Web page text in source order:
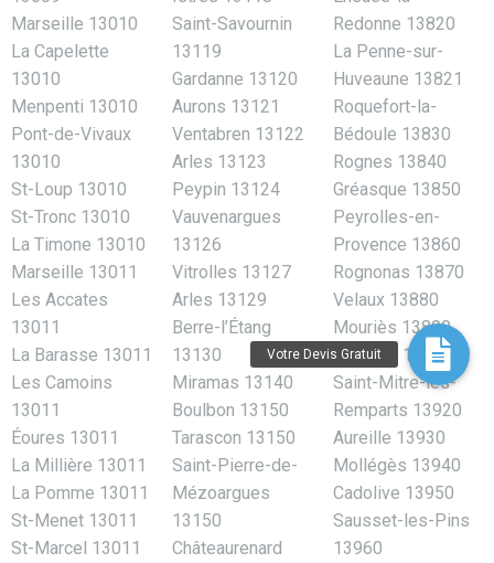
Marseille 13010
La Capelette
13010
Menpenti 13010
Pont-de-Vivaux
13010
St-Loup 13010
St-Tronc 13010
La Timone 13010
Marseille 13011
Les Accates
13011
La Barasse 13011
Les Camoins
13011
Éoures 13011
La Millière 13011
La Pomme 13011
St-Menet 13011
St-Marcel 13011
Saint-Savournin
13119
Gardanne 13120
Aurons 13121
Ventabren 13122
Arles 13123
Peypin 13124
Vauvenargues
13126
Vitrolles 13127
Arles 13129
Berre-l’Étang
13130
Miramas 13140
Boulbon 13150
Tarascon 13150
Saint-Pierre-de-
Mézoargues
13150
Châteaurenard
Redonne 13820
La Penne-sur-
Huveaune 13821
Roquefort-la-
Bédoule 13830
Rognes 13840
Gréasque 13850
Peyrolles-en-
Provence 13860
Rognonas 13870
Velaux 13880
Mouriès 13890
Maillane 13910
Saint-Mitre-les-
Remparts 13920
Aureille 13930
Mollégès 13940
Cadolive 13950
Sausset-les-Pins
13960